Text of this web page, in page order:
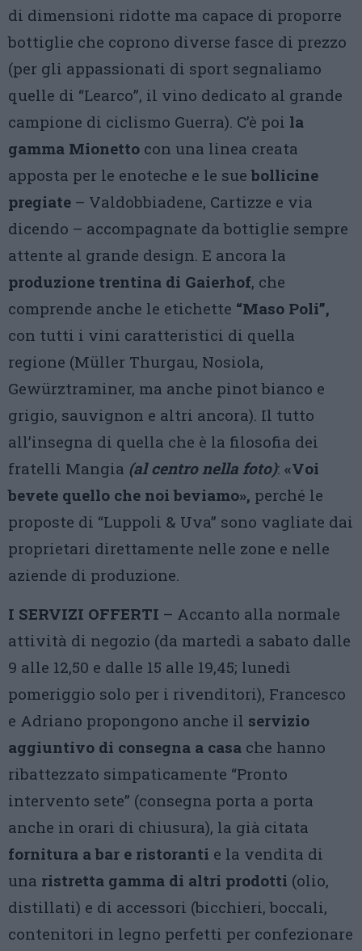
di dimensioni ridotte ma capace di proporre
bottiglie che coprono diverse fasce di prezzo
(per gli appassionati di sport segnaliamo
quelle di “Learco”, il vino dedicato al grande
campione di ciclismo Guerra). C’è poi la
gamma Mionetto con una linea creata
apposta per le enoteche e le suebollicine
pregiate – Valdobbiadene, Cartizze e via
dicendo – accompagnate da bottiglie sempre
attente al grande design. E ancora la
produzione trentina di Gaierhof, che
comprende anche le etichette “Maso Poli”,
con tutti i vini caratteristici di quella
regione (Müller Thurgau, Nosiola,
Gewürztraminer, ma anche pinot bianco e
grigio, sauvignon e altri ancora). Il tutto
all’insegna di quella che è la filosofia dei
fratelli Mangia (al centro nella foto): «Voi
bevete quello che noi beviamo», perché le
proposte di “Luppoli & Uva” sono vagliate dai
proprietari direttamente nelle zone e nelle
aziende di produzione.
I SERVIZI OFFERTI – Accanto alla normale
attività di negozio (da martedì a sabato dalle
9 alle 12,50 e dalle 15 alle 19,45; lunedì
pomeriggio solo per i rivenditori), Francesco
e Adriano propongono anche il servizio
aggiuntivo di consegna a casa che hanno
ribattezzato simpaticamente “Pronto
intervento sete” (consegna porta a porta
anche in orari di chiusura), la già citata
fornitura a bar e ristoranti e la vendita di
una ristretta gamma di altri prodotti (olio,
distillati) e di accessori (bicchieri, boccali,
contenitori in legno perfetti per confezionare